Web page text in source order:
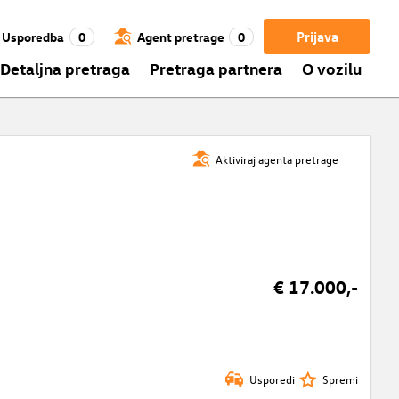
Prijava
Usporedba 0 Agent pretrage 0
Detaljna pretraga Pretraga partnera O vozilu
Aktiviraj agenta pretrage
€ 17.000,-
Usporedi Spremi